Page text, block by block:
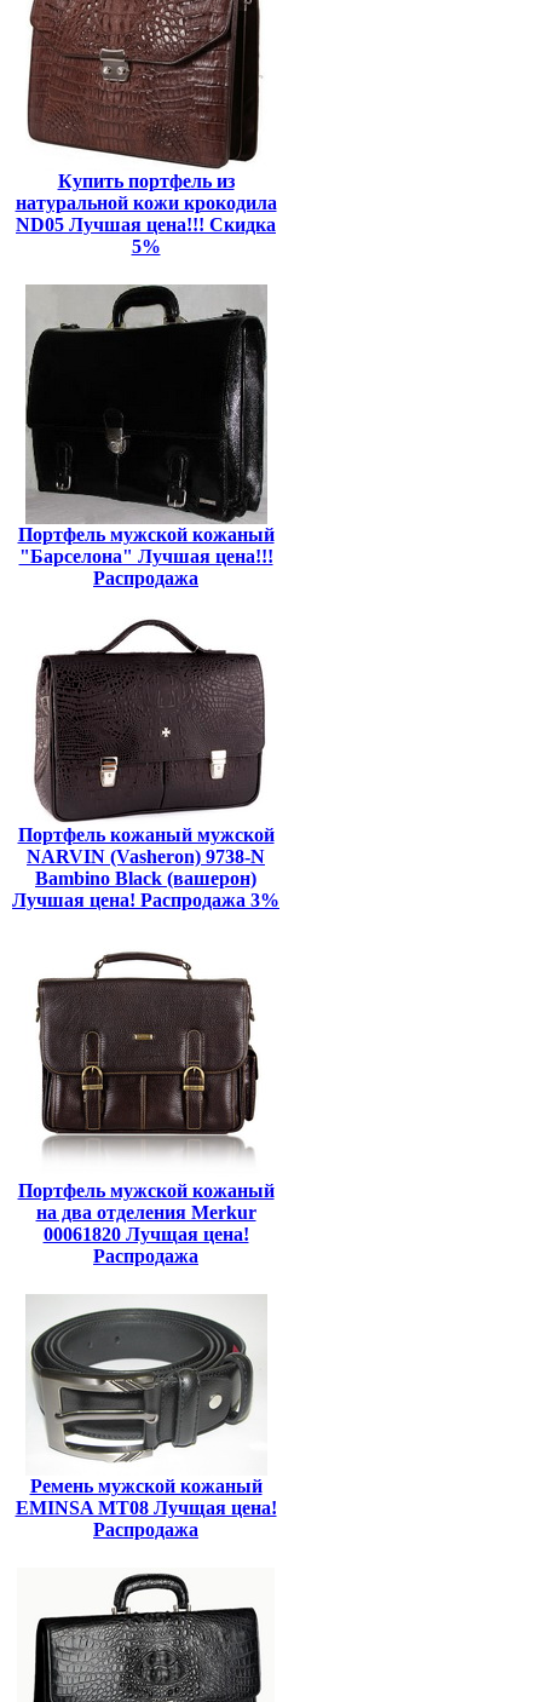
Купить портфель из
натуральной кожи крокодила
ND05 Лучшая цена!!! Скидка
5%
Портфель мужской кожаный
"Барселона" Лучшая цена!!!
Распродажа
Портфель кожаный мужской
NARVIN (Vasheron) 9738-N
Bambino Black (вашерон)
Лучшая цена! Распродажа 3%
Портфель мужской кожаный
на два отделения Merkur
00061820 Лучщая цена!
Распродажа
Ремень мужской кожаный
EMINSA MT08 Лучщая цена!
Распродажа